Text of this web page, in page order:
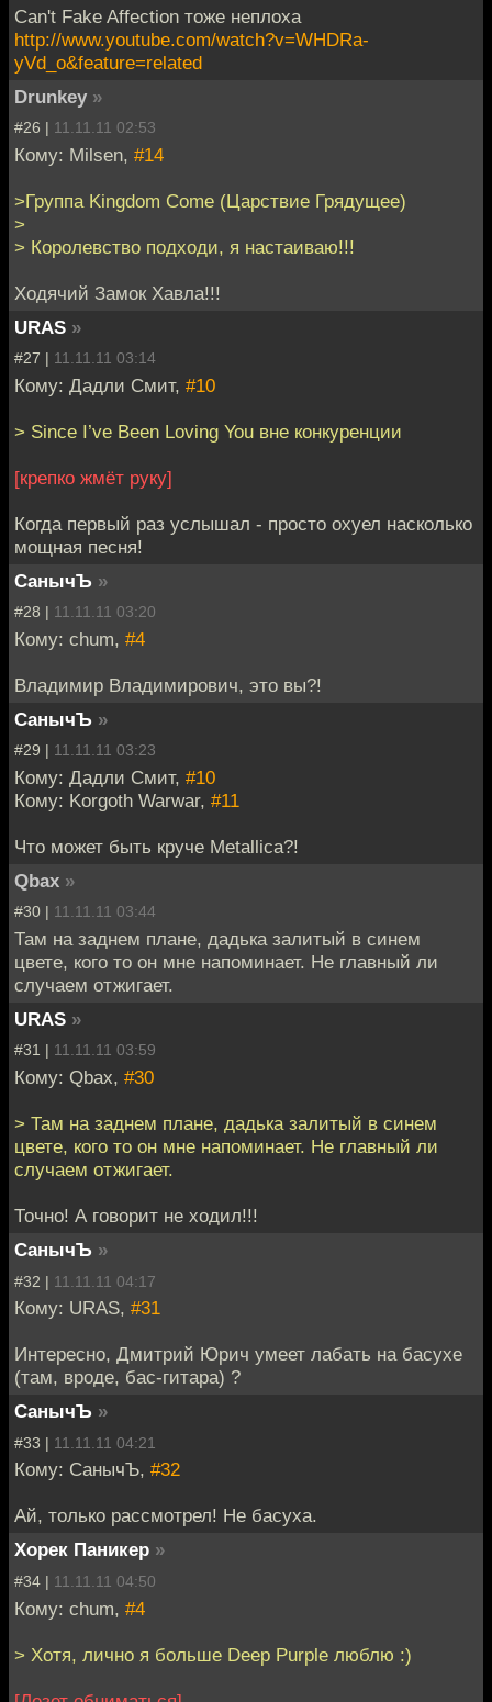
Can't Fake Affection тоже неплоха
http://www.youtube.com/watch?v=WHDRa-
yVd_o&feature=related
Drunkey »
#26 | 11.11.11 02:53
Кому: Milsen, #14
>Группа Kingdom Come (Царствие Грядущее)
>
> Королевство подходи, я настаиваю!!!
Ходячий Замок Хавла!!!
URAS »
#27 | 11.11.11 03:14
Кому: Дадли Смит, #10
> Since I’ve Been Loving You вне конкуренции
[крепко жмёт руку]
Когда первый раз услышал - просто охуел насколько
мощная песня!
СанычЪ »
#28 | 11.11.11 03:20
Кому: chum, #4
Владимир Владимирович, это вы?!
СанычЪ »
#29 | 11.11.11 03:23
Кому: Дадли Смит, #10
Кому: Korgoth Warwar, #11
Что может быть круче Metallica?!
Qbax »
#30 | 11.11.11 03:44
Там на заднем плане, дадька залитый в синем
цвете, кого то он мне напоминает. Не главный ли
случаем отжигает.
URAS »
#31 | 11.11.11 03:59
Кому: Qbax, #30
> Там на заднем плане, дадька залитый в синем
цвете, кого то он мне напоминает. Не главный ли
случаем отжигает.
Точно! А говорит не ходил!!!
СанычЪ »
#32 | 11.11.11 04:17
Кому: URAS, #31
Интересно, Дмитрий Юрич умеет лабать на басухе
(там, вроде, бас-гитара) ?
СанычЪ »
#33 | 11.11.11 04:21
Кому: СанычЪ, #32
Ай, только рассмотрел! Не басуха.
Хорек Паникер »
#34 | 11.11.11 04:50
Кому: chum, #4
> Хотя, лично я больше Deep Purple люблю :)